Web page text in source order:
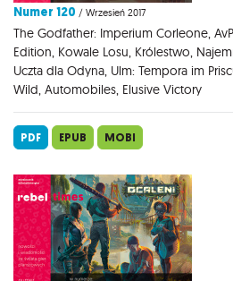
Numer 120 / Wrzesień 2017
The Godfather: Imperium Corleone,
Edition, Kowale Losu, Królestwo,
Uczta dla Odyna, Ulm: Tempora im
Wild, Automobiles, Elusive Victory
PDF EPUB MOBI